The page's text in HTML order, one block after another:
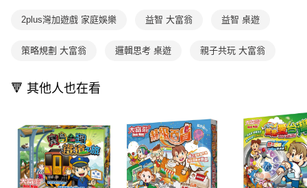
2plus灣加遊戲 家庭娛樂 益智 大富翁 益智 桌遊
策略規劃 大富翁 邏輯思考 桌遊 親子共玩 大富翁
🔻 其他人也在看